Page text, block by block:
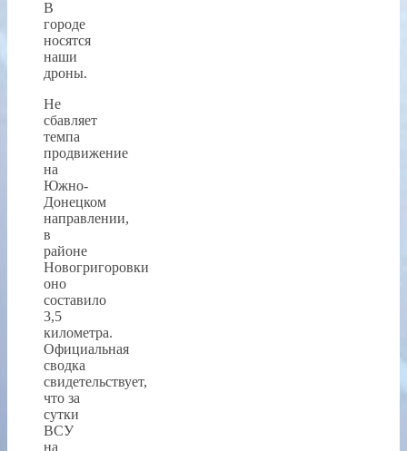
В
городе
носятся
наши
дроны.
Не
сбавляет
темпа
продвижение
на
Южно-
Донецком
направлении,
в
районе
Новогригоровки
оно
составило
3,5
километра.
Официальная
сводка
свидетельствует,
что за
сутки
ВСУ
на